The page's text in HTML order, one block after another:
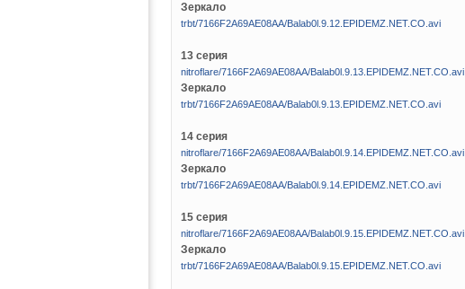
Зеркало
trbt/7166F2A69AE08AA/Balab0l.9.12.EPIDEMZ.NET.CO.avi
13 серия
nitroflare/7166F2A69AE08AA/Balab0l.9.13.EPIDEMZ.NET.CO.avi
Зеркало
trbt/7166F2A69AE08AA/Balab0l.9.13.EPIDEMZ.NET.CO.avi
14 серия
nitroflare/7166F2A69AE08AA/Balab0l.9.14.EPIDEMZ.NET.CO.avi
Зеркало
trbt/7166F2A69AE08AA/Balab0l.9.14.EPIDEMZ.NET.CO.avi
15 серия
nitroflare/7166F2A69AE08AA/Balab0l.9.15.EPIDEMZ.NET.CO.avi
Зеркало
trbt/7166F2A69AE08AA/Balab0l.9.15.EPIDEMZ.NET.CO.avi